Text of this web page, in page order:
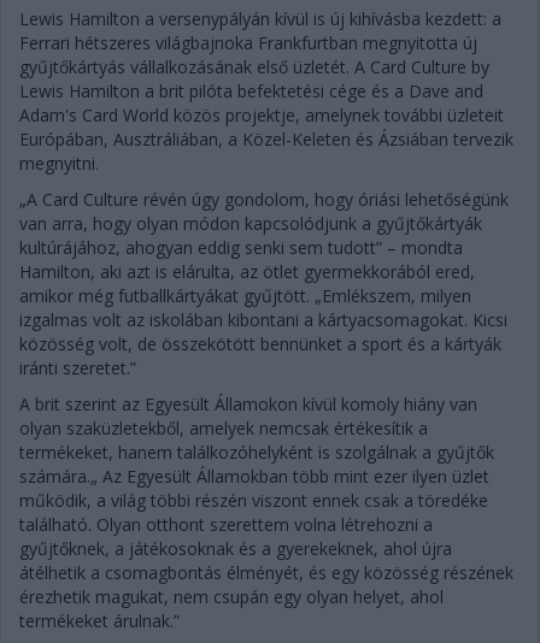
Lewis Hamilton a versenypályán kívül is új kihívásba kezdett: a
Ferrari hétszeres világbajnoka Frankfurtban megnyitotta új
gyűjtőkártyás vállalkozásának első üzletét. A Card Culture by
Lewis Hamilton a brit pilóta befektetési cége és a Dave and
Adam's Card World közös projektje, amelynek további üzleteit
Európában, Ausztráliában, a Közel-Keleten és Ázsiában tervezik
megnyitni.
„A Card Culture révén úgy gondolom, hogy óriási lehetőségünk
van arra, hogy olyan módon kapcsolódjunk a gyűjtőkártyák
kultúrájához, ahogyan eddig senki sem tudott” – mondta
Hamilton, aki azt is elárulta, az ötlet gyermekkorából ered,
amikor még futballkártyákat gyűjtött. „Emlékszem, milyen
izgalmas volt az iskolában kibontani a kártyacsomagokat. Kicsi
közösség volt, de összekötött bennünket a sport és a kártyák
iránti szeretet.”
A brit szerint az Egyesült Államokon kívül komoly hiány van
olyan szaküzletekből, amelyek nemcsak értékesítik a
termékeket, hanem találkozóhelyként is szolgálnak a gyűjtők
számára.„ Az Egyesült Államokban több mint ezer ilyen üzlet
működik, a világ többi részén viszont ennek csak a töredéke
található. Olyan otthont szerettem volna létrehozni a
gyűjtőknek, a játékosoknak és a gyerekeknek, ahol újra
átélhetik a csomagbontás élményét, és egy közösség részének
érezhetik magukat, nem csupán egy olyan helyet, ahol
termékeket árulnak.”